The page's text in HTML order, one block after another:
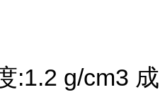
:1.2 g/cm3 成